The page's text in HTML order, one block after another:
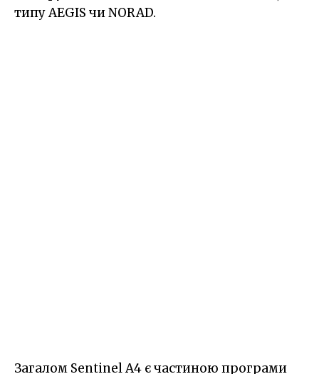
типу AEGIS чи NORAD.
Загалом Sentinel A4 є частиною програми